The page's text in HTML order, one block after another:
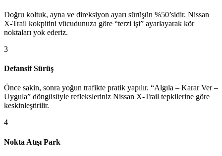
Doğru koltuk, ayna ve direksiyon ayarı sürüşün %50’sidir. Nissan
X-Trail kokpitini vücudunuza göre “terzi işi” ayarlayarak kör
noktaları yok ederiz.
3
Defansif Sürüş
Önce sakin, sonra yoğun trafikte pratik yapılır. “Algıla – Karar Ver –
Uygula” döngüsüyle refleksleriniz Nissan X-Trail tepkilerine göre
keskinleştirilir.
4
Nokta Atışı Park